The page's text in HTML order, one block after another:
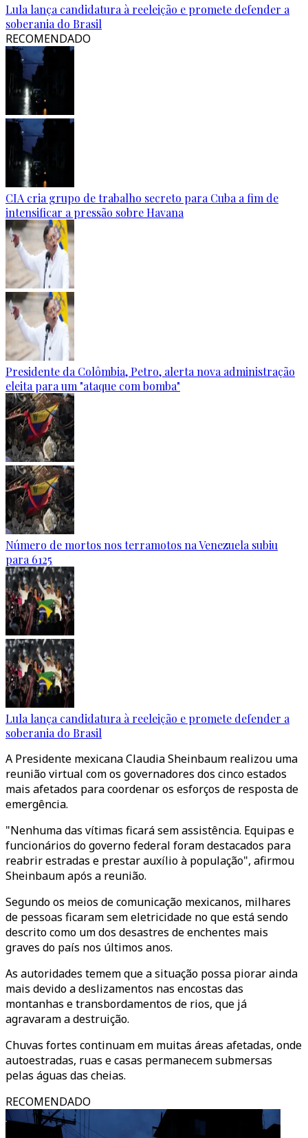
Lula lança candidatura à reeleição e promete defender a
soberania do Brasil
RECOMENDADO
CIA cria grupo de trabalho secreto para Cuba a fim de
intensificar a pressão sobre Havana
Presidente da Colômbia, Petro, alerta nova administração
eleita para um "ataque com bomba"
Número de mortos nos terramotos na Venezuela subiu
para 6125
Lula lança candidatura à reeleição e promete defender a
soberania do Brasil
A Presidente mexicana Claudia Sheinbaum realizou uma
reunião virtual com os governadores dos cinco estados
mais afetados para coordenar os esforços de resposta de
emergência.
"Nenhuma das vítimas ficará sem assistência. Equipas e
funcionários do governo federal foram destacados para
reabrir estradas e prestar auxílio à população", afirmou
Sheinbaum após a reunião.
Segundo os meios de comunicação mexicanos, milhares
de pessoas ficaram sem eletricidade no que está sendo
descrito como um dos desastres de enchentes mais
graves do país nos últimos anos.
As autoridades temem que a situação possa piorar ainda
mais devido a deslizamentos nas encostas das
montanhas e transbordamentos de rios, que já
agravaram a destruição.
Chuvas fortes continuam em muitas áreas afetadas, onde
autoestradas, ruas e casas permanecem submersas
pelas águas das cheias.
RECOMENDADO